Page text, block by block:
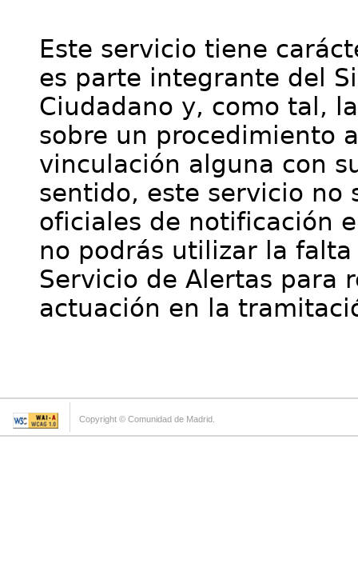
Este servicio tiene
es parte integrante del
Ciudadano y, como tal,
sobre un procedimiento
vinculación alguna con
sentido, este servicio no
oficiales de notificación
no podrás utilizar la
Servicio de Alertas para
actuación en la
Copyright © Comunidad de Madrid.